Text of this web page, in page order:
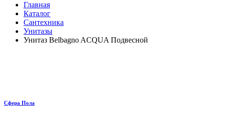
Главная
Каталог
Сантехника
Унитазы
Унитаз Belbagno ACQUA Подвесной
Сфера Пола